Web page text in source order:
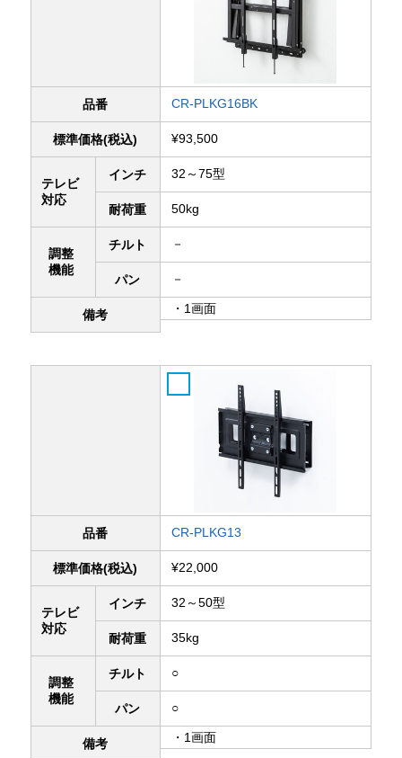
品番 CR-PLKG16BK
標準価格(税込) ¥93,500
テレビ
対応
インチ 32～75型
耐荷重 50kg
調整
機能
チルト －
パン －
備考 ・1画面
品番 CR-PLKG13
標準価格(税込) ¥22,000
テレビ
対応
インチ 32～50型
耐荷重 35kg
調整
機能
チルト ○
パン ○
備考 ・1画面